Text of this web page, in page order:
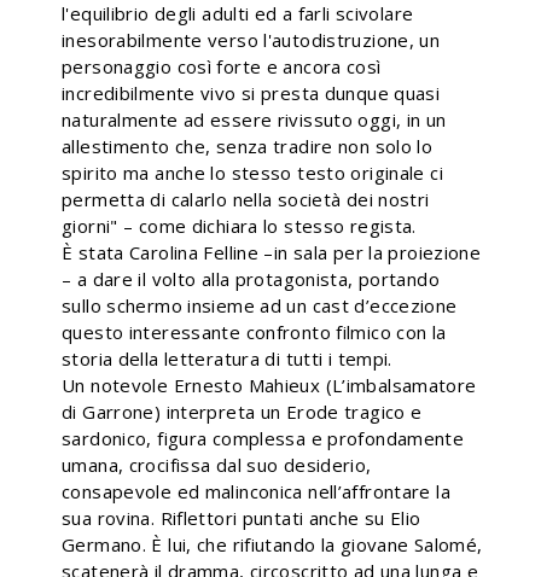
l'equilibrio degli adulti ed a farli scivolare
inesorabilmente verso l'autodistruzione, un
personaggio così forte e ancora così
incredibilmente vivo si presta dunque quasi
naturalmente ad essere rivissuto oggi, in un
allestimento che, senza tradire non solo lo
spirito ma anche lo stesso testo originale ci
permetta di calarlo nella società dei nostri
giorni" – come dichiara lo stesso regista.
È stata Carolina Felline –in sala per la proiezione
– a dare il volto alla protagonista, portando
sullo schermo insieme ad un cast d’eccezione
questo interessante confronto filmico con la
storia della letteratura di tutti i tempi.
Un notevole Ernesto Mahieux (L’imbalsamatore
di Garrone) interpreta un Erode tragico e
sardonico, figura complessa e profondamente
umana, crocifissa dal suo desiderio,
consapevole ed malinconica nell’affrontare la
sua rovina. Riflettori puntati anche su Elio
Germano. È lui, che rifiutando la giovane Salomé,
scatenerà il dramma, circoscritto ad una lunga e